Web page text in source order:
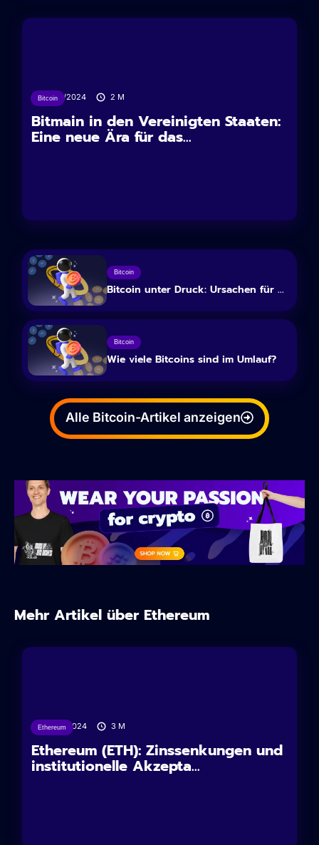
Bitcoin
10/12/2024 2 M
Bitmain in den Vereinigten Staaten:
Eine neue Ära für das...
Bitcoin
Bitcoin unter Druck: Ursachen für ...
Bitcoin
Wie viele Bitcoins sind im Umlauf?
Alle Bitcoin-Artikel anzeigen
Mehr Artikel über Ethereum
Ethereum
12/11/2024 3 M
Ethereum (ETH): Zinssenkungen und
institutionelle Akzepta...